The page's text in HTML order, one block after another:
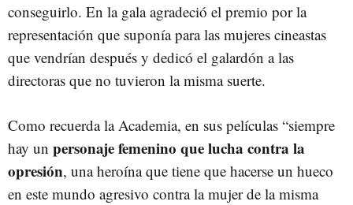
conseguirlo. En la gala agradeció el premio por la
representación que suponía para las mujeres cineastas
que vendrían después y dedicó el galardón a las
directoras que no tuvieron la misma suerte.
Como recuerda la Academia, en sus películas “siempre
hay un personaje femenino que lucha contra la
opresión, una heroína que tiene que hacerse un hueco
en este mundo agresivo contra la mujer de la misma